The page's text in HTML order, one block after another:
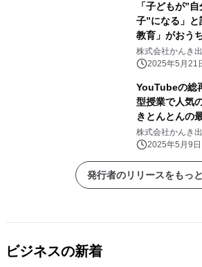
「子どもが”
子”になる」
教育」がおう
株式会社かんき
2025年5月21
YouTubeの総
型授業で人気
きとんとんの
ンス』が登場
株式会社かんき
2025年5月9
発行者のリリースをもっ
ビジネスの新着